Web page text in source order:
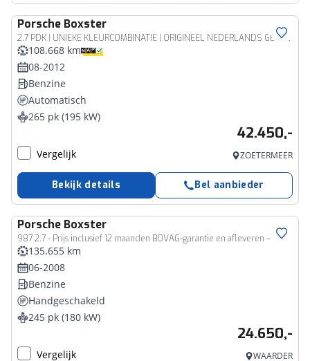
Porsche Boxster
2.7 PDK | UNIEKE KLEURCOMBINATIE | ORIGINEEL NEDERLANDS GELEVERD | Bose sound, sport+ pakket en lederpakket!
108.668 km
08-2012
Benzine
Automatisch
265 pk (195 kW)
42.450,-
Vergelijk ZOETERMEER
Bekijk details Bel aanbieder
Porsche Boxster
987 2.7 - Prijs inclusief 12 maanden BOVAG-garantie en afleveren –
135.655 km
06-2008
Benzine
Handgeschakeld
245 pk (180 kW)
24.650,-
Vergelijk WAARDER